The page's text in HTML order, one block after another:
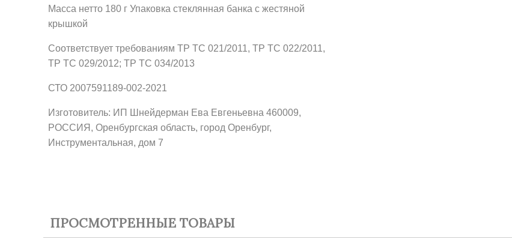
Масса нетто 180 г Упаковка стеклянная банка с жестяной
крышкой
Соответствует требованиям ТР ТС 021/2011, ТР ТС 022/2011,
ТР ТС 029/2012; ТР ТС 034/2013
СТО 2007591189-002-2021
Изготовитель: ИП Шнейдерман Ева Евгеньевна 460009,
РОССИЯ, Оренбургская область, город Оренбург,
Инструментальная, дом 7
ПРОСМОТРЕННЫЕ ТОВАРЫ